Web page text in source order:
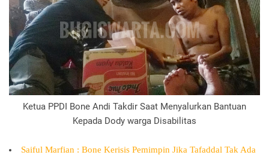
Ketua PPDI Bone Andi Takdir Saat Menyalurkan Bantuan
Kepada Dody warga Disabilitas
Saiful Marfian : Bone Kerisis Pemimpin Jika Tafaddal Tak Ada